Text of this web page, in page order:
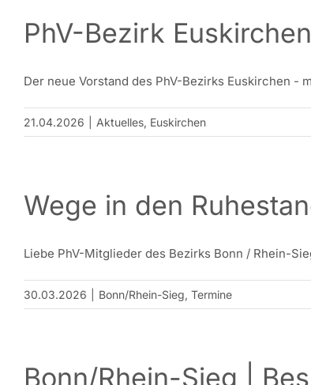
PhV-Bezirk
Der neue Vorstand des PhV-Bezirks Euskirchen -
21.04.2026 Aktuelles, Euskirchen
Wege in den
Liebe PhV-Mitglieder des Bezirks Bonn / Rhein-
30.03.2026 Bonn/Rhein-Sieg, Termine
Bonn/Rhein-Sieg |